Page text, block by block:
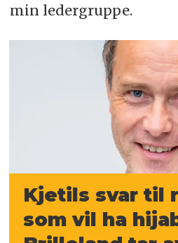
min ledergruppe.
Kjetils svar til
som vil ha